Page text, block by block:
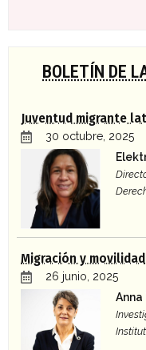
BOLETÍN DE
Juventud migrante
30 octubre, 2025
Migración y movilidad
26 junio, 2025
Anna